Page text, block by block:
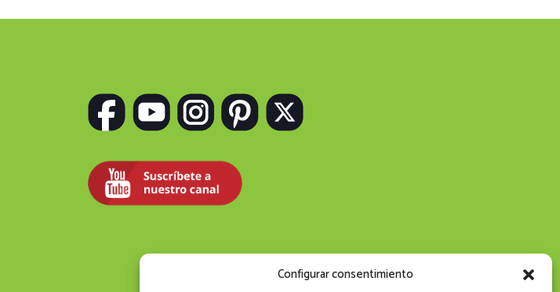
Configurar consentimiento